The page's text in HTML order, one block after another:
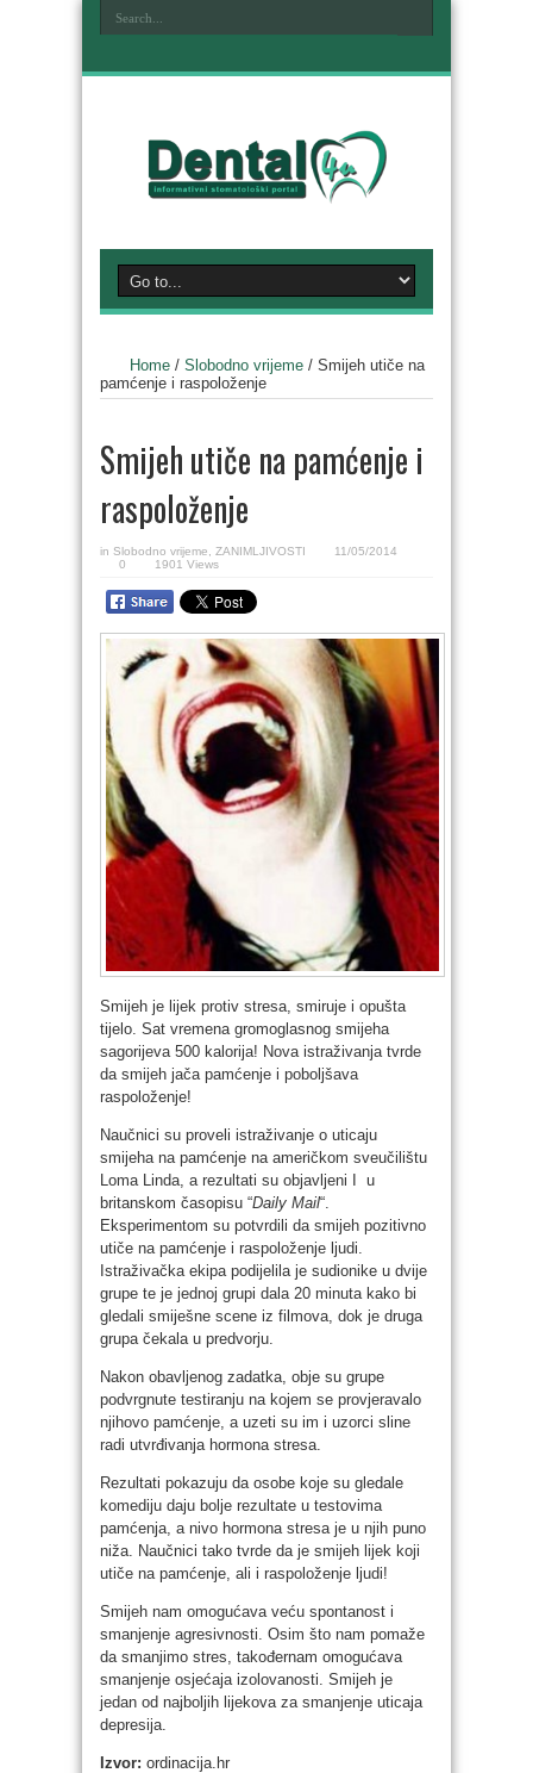
Home / Slobodno vrijeme / Smijeh utiče na
pamćenje i raspoloženje
Smijeh utiče na pamćenje i
raspoloženje
in Slobodno vrijeme ZANIMLJIVOSTI
11/05/2014
0
1901 Views
Smijeh je lijek protiv stresa, smiruje i opušta
tijelo. Sat vremena gromoglasnog smijeha
sagorijeva 500 kalorija! Nova istraživanja tvrde
da smijeh jača pamćenje i poboljšava
raspoloženje!
Naučnici su proveli istraživanje o uticaju
smijeha na pamćenje na američkom sveučilištu
Loma Linda, a rezultati su objavljeni I u
britanskom časopisu “Daily Mail“.
Eksperimentom su potvrdili da smijeh pozitivno
utiče na pamćenje i raspoloženje ljudi.
Istraživačka ekipa podijelila je sudionike u dvije
grupe te je jednoj grupi dala 20 minuta kako bi
gledali smiješne scene iz filmova, dok je druga
grupa čekala u predvorju.
Nakon obavljenog zadatka, obje su grupe
podvrgnute testiranju na kojem se provjeravalo
njihovo pamćenje, a uzeti su im i uzorci sline
radi utvrđivanja hormona stresa.
Rezultati pokazuju da osobe koje su gledale
komediju daju bolje rezultate u testovima
pamćenja, a nivo hormona stresa je u njih puno
niža. Naučnici tako tvrde da je smijeh lijek koji
utiče na pamćenje, ali i raspoloženje ljudi!
Smijeh nam omogućava veću spontanost i
smanjenje agresivnosti. Osim što nam pomaže
da smanjimo stres, takođernam omogućava
smanjenje osjećaja izolovanosti. Smijeh je
jedan od najboljih lijekova za smanjenje uticaja
depresija.
Izvor: ordinacija.hr